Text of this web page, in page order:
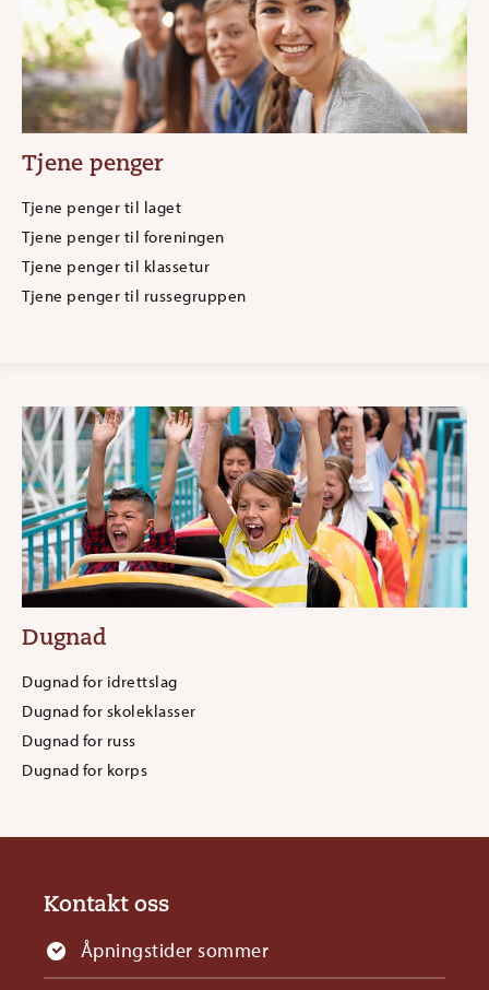
Tjene penger
Tjene penger til laget
Tjene penger til foreningen
Tjene penger til klassetur
Tjene penger til russegruppen
Dugnad
Dugnad for idrettslag
Dugnad for skoleklasser
Dugnad for russ
Dugnad for korps
Kontakt oss
Åpningstider sommer